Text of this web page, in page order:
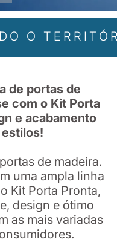
de portas de
com o Kit Porta
e acabamento
de madeira.
uma ampla linha
Kit Porta Pronta,
design e ótimo
as mais variadas